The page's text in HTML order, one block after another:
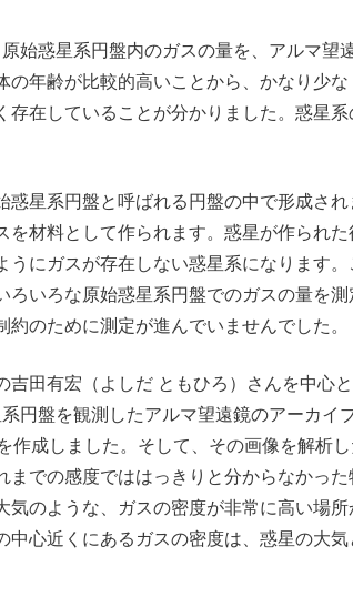
始惑星系円盤内のガスの量を、アルマ望
の年齢が比較的高いことから、かなり少
存在していることが分かりました。惑星
惑星系円盤と呼ばれる円盤の中で形成さ
を材料として作られます。惑星が作られ
うにガスが存在しない惑星系になります
いろな原始惑星系円盤でのガスの量を測
のために測定が進んでいませんでした。
吉⽥有宏（よしだ ともひろ）さんを中心
円盤を観測したアルマ望遠鏡のアーカイ
作成しました。そして、その画像を解析
までの感度でははっきりと分からなかっ
気のような、ガスの密度が非常に⾼い場
中⼼近くにあるガスの密度は、惑星の⼤